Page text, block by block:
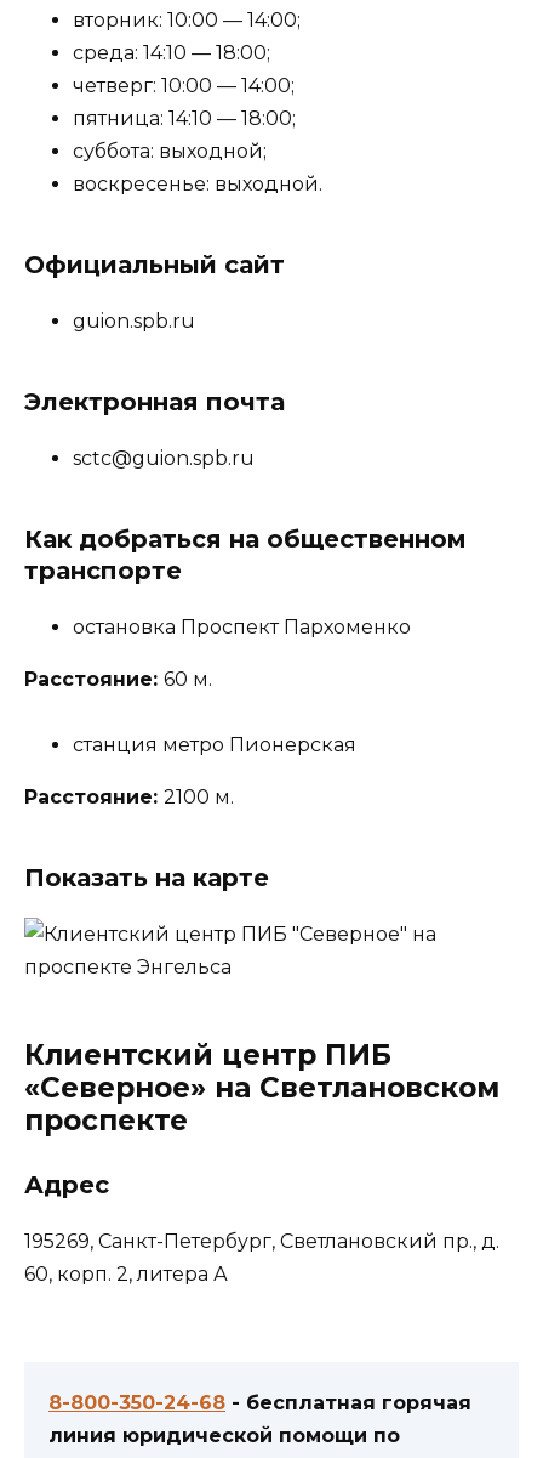
вторник: 10:00 — 14:00;
среда: 14:10 — 18:00;
четверг: 10:00 — 14:00;
пятница: 14:10 — 18:00;
суббота: выходной;
воскресенье: выходной.
Официальный сайт
guion.spb.ru
Электронная почта
sctc@guion.spb.ru
Как добраться на общественном
транспорте
остановка Проспект Пархоменко
Расстояние: 60 м.
станция метро Пионерская
Расстояние: 2100 м.
Показать на карте
Клиентский центр ПИБ
«Северное» на Светлановском
проспекте
Адрес
195269, Санкт-Петербург, Светлановский пр., д.
60, корп. 2, литера А
8-800-350-24-68 - бесплатная горячая
линия юридической помощи по